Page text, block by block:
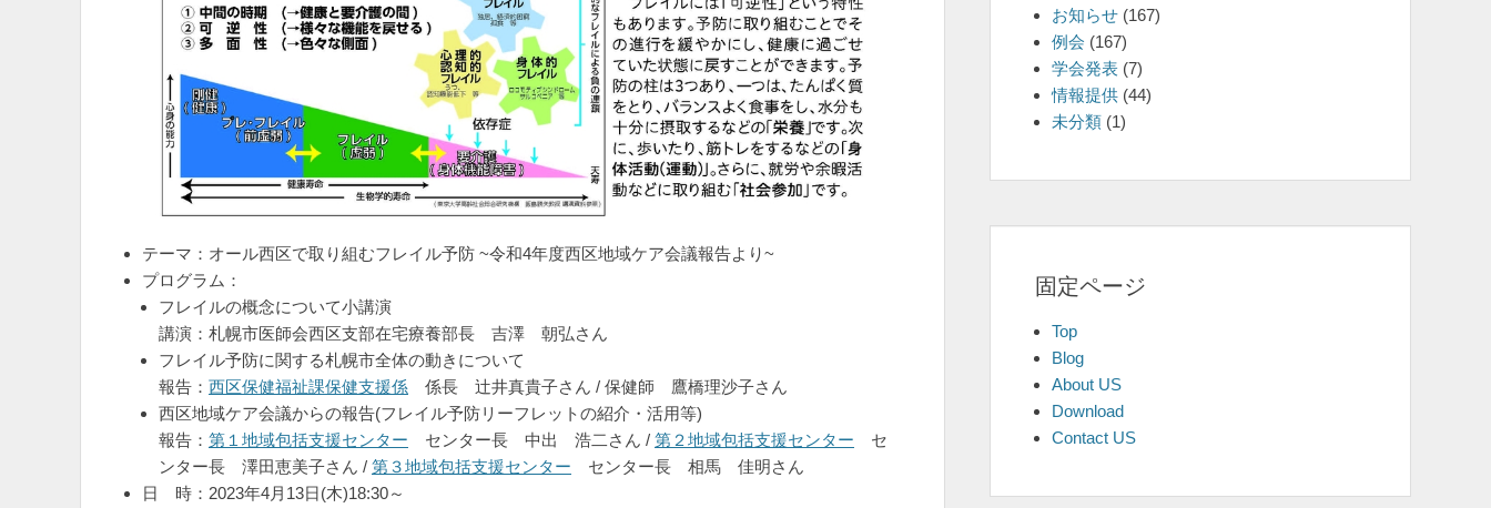
テーマ：オール西区で取り組むフレイル予防 ~令和4年度西区地域ケア会議報告より~
プログラム：
フレイルの概念について小講演
講演：札幌市医師会西区支部在宅療養部長 吉澤 朝弘さん
フレイル予防に関する札幌市全体の動きについて
報告： 西区保健福祉課保健支援係 係長 辻井真貴子さん / 保健師 鷹橋理沙子さん
西区地域ケア会議からの報告(フレイル予防リーフレットの紹介・活用等)
報告： 第１地域包括支援センター センター長 中出 浩二さん / 第２地域包括支援センター セ
ンター長 澤田恵美子さん / 第３地域包括支援センター センター長 相馬 佳明さん
日 時：2023年4月13日(木)18:30～
お知らせ (167)
例会 (167)
学会発表 (7)
情報提供 (44)
未分類 (1)
固定ページ
Top
Blog
About US
Download
Contact US